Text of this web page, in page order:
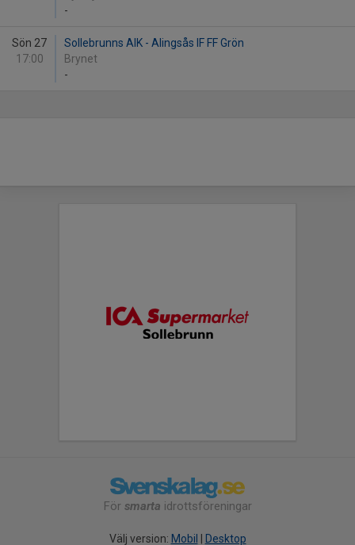
-
Sön 27
17:00
Sollebrunns AIK - Alingsås IF FF Grön
Brynet
-
För smarta idrottsföreningar
Välj version: Mobil Desktop